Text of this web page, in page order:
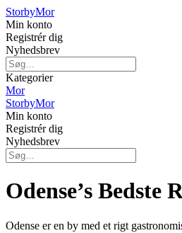
StorbyMor
Min konto
Registrér dig
Nyhedsbrev
Kategorier
Mor
StorbyMor
Min konto
Registrér dig
Nyhedsbrev
Odense’s
Odense er en by med et rigt